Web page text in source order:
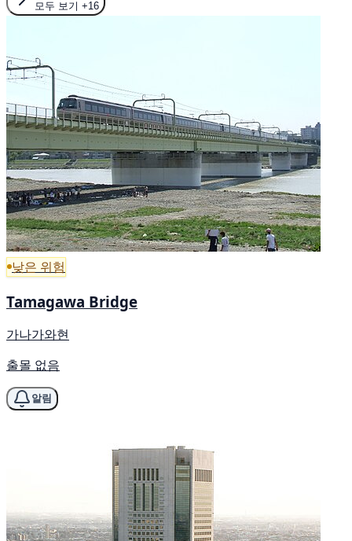
모두 보기 +16
낮은 위험
Tamagawa Bridge
가나가와현
출몰 없음
알림